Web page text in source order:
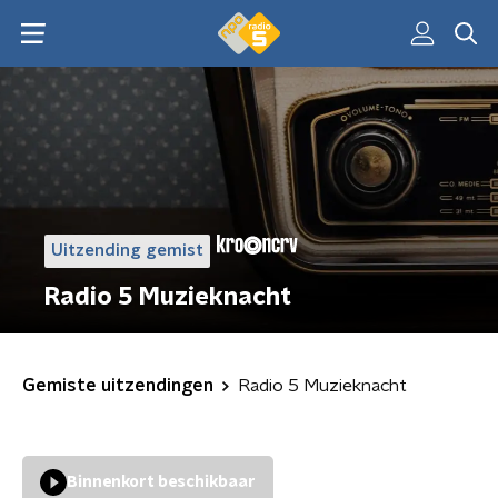
Uitzending gemist
Radio 5 Muzieknacht
Gemiste uitzendingen Radio 5 Muzieknacht
Binnenkort beschikbaar